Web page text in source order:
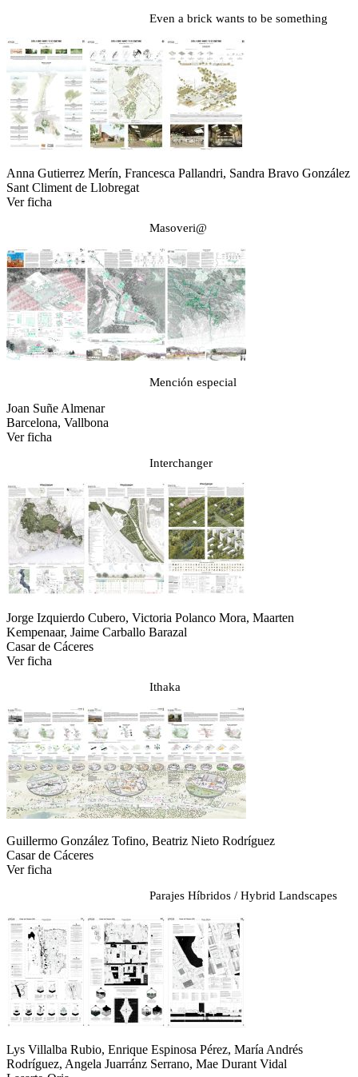
Even a brick wants to be something
Anna Gutierrez Merín, Francesca Pallandri, Sandra Bravo González
Sant Climent de Llobregat
Ver ficha
Masoveri@
Mención especial
Joan Suñe Almenar
Barcelona, Vallbona
Ver ficha
Interchanger
Jorge Izquierdo Cubero, Victoria Polanco Mora, Maarten
Kempenaar, Jaime Carballo Barazal
Casar de Cáceres
Ver ficha
Ithaka
Guillermo González Tofino, Beatriz Nieto Rodríguez
Casar de Cáceres
Ver ficha
Parajes Híbridos / Hybrid Landscapes
Lys Villalba Rubio, Enrique Espinosa Pérez, María Andrés
Rodríguez, Angela Juarránz Serrano, Mae Durant Vidal